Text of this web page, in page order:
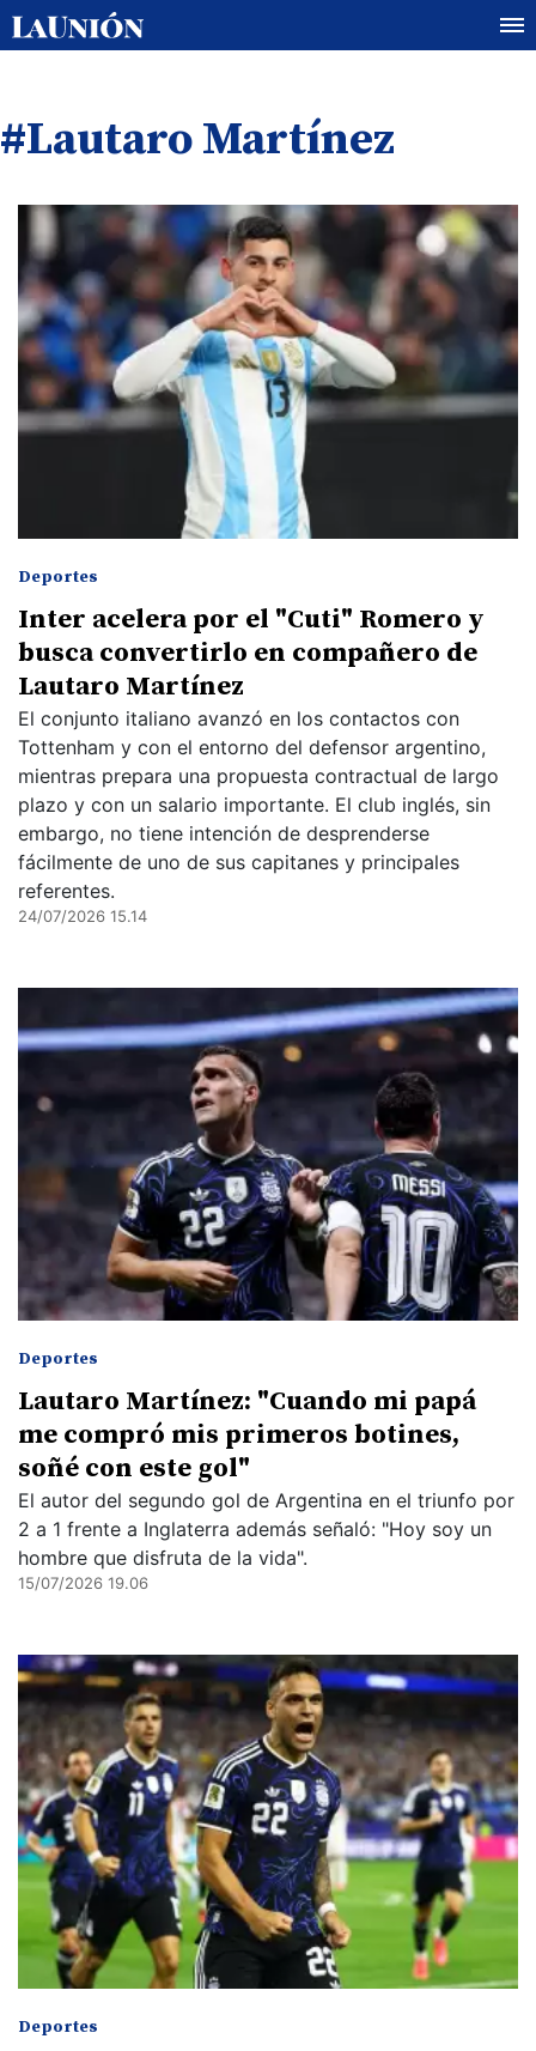
#Lautaro Martínez
Deportes
Inter acelera por el "Cuti" Romero y
busca convertirlo en compañero de
Lautaro Martínez
El conjunto italiano avanzó en los contactos con
Tottenham y con el entorno del defensor argentino,
mientras prepara una propuesta contractual de largo
plazo y con un salario importante. El club inglés, sin
embargo, no tiene intención de desprenderse
fácilmente de uno de sus capitanes y principales
referentes.
24/07/2026 15.14
Deportes
Lautaro Martínez: "Cuando mi papá
me compró mis primeros botines,
soñé con este gol"
El autor del segundo gol de Argentina en el triunfo por
2 a 1 frente a Inglaterra además señaló: "Hoy soy un
hombre que disfruta de la vida".
15/07/2026 19.06
Deportes